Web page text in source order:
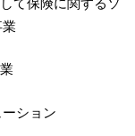
て保険に関するソ
ーション